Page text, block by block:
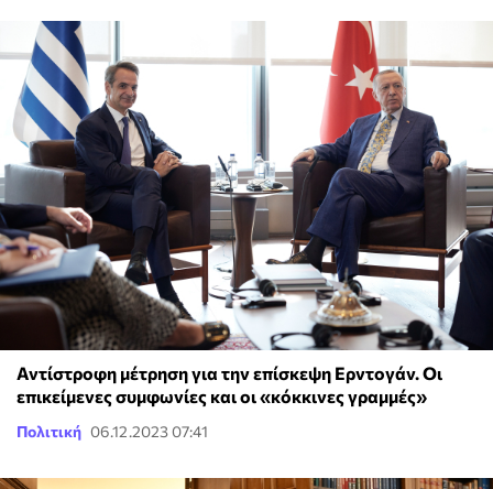
Αντίστροφη μέτρηση για την επίσκεψη Ερντογάν. Οι
επικείμενες συμφωνίες και οι «κόκκινες γραμμές»
Πολιτική 06.12.2023 07:41